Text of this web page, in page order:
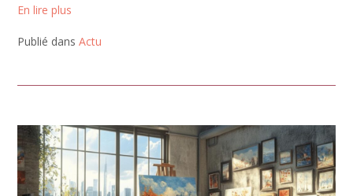
En lire plus
Publié dans Actu